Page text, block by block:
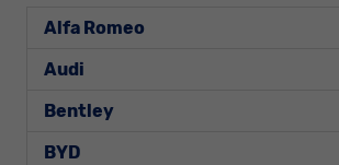
Alfa Romeo
Audi
Bentley
BYD